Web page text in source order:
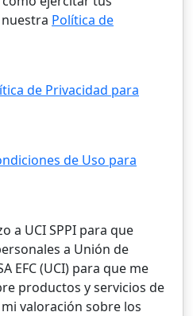
Política de
de Privacidad para
de Uso para
a UCI SPPI para que
a Unión de
EFC (UCI) para que me
productos y servicios de
valoración sobre los